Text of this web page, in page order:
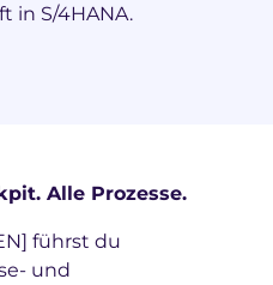
in S/4HANA.
Alle Prozesse.
führst du
und